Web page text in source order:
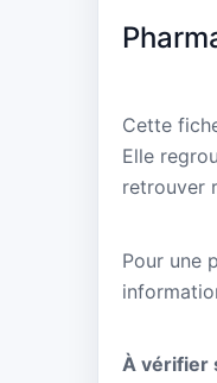
Cette
Elle
retrouver
Pour une
À vérifier